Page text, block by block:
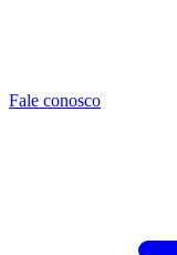
Fale conosco